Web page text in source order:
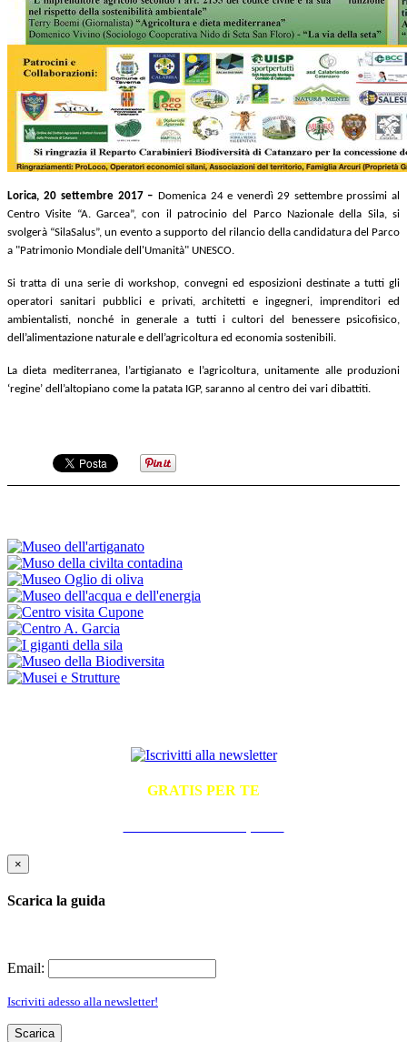
Lorica, 20 settembre 2017 – Domenica 24 e venerdì 29 settembre prossimi al
Centro Visite “A. Garcea”, con il patrocinio del Parco Nazionale della Sila, si
svolgerà “SilaSalus”, un evento a supporto del rilancio della candidatura del Parco
a "Patrimonio Mondiale dell'Umanità" UNESCO.
Si tratta di una serie di workshop, convegni ed esposizioni destinate a tutti gli
operatori sanitari pubblici e privati, architetti e ingegneri, imprenditori ed
ambientalisti, nonché in generale a tutti i cultori del benessere psicofisico,
dell’alimentazione naturale e dell’agricoltura ed economia sostenibili.
La dieta mediterranea, l’artigianato e l’agricoltura, unitamente alle produzioni
‘regine’ dell’altopiano come la patata IGP, saranno al centro dei vari dibattiti.
GRATIS PER TE
×
Scarica la guida
Email:
Iscriviti adesso alla newsletter!
Scarica